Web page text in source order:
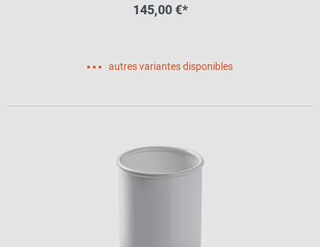
145,00 €*
autres variantes disponibles